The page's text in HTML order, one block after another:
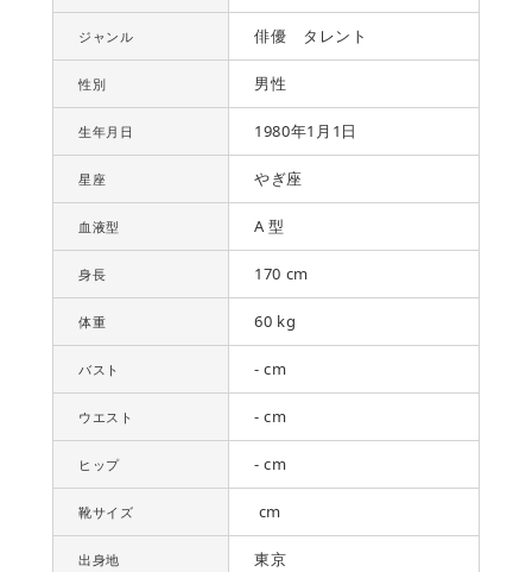
ジャンル 俳優 タレント
性別 男性
生年月日 1980年1月1日
星座 やぎ座
血液型 A 型
身長 170 cm
体重 60 kg
バスト - cm
ウエスト - cm
ヒップ - cm
靴サイズ cm
出身地 東京